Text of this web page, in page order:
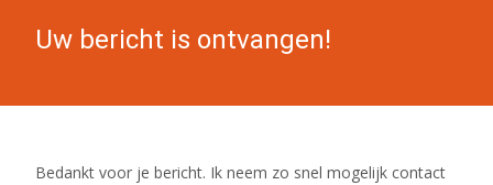
Uw bericht is ontvangen!
Bedankt voor je bericht. Ik neem zo snel mogelijk contact